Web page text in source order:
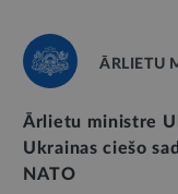
ĀRLIETU
Ārlietu ministre
Ukrainas ciešo
NATO